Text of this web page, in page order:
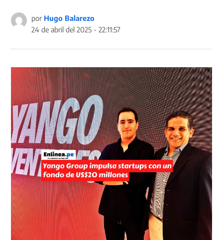
por Hugo Balarezo
24 de abril del 2025 - 22:11:57